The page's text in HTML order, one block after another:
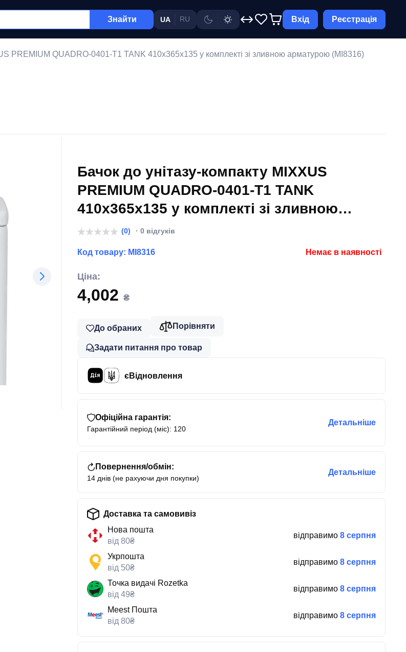
Знайти UA RU Вхід Реєстрація
PREMIUM QUADRO-0401-T1 TANK 410x365x135 у комплекті зі зливною арматурою (MI8316)
Бачок до унітазу-компакту MIXXUS
PREMIUM QUADRO-0401-T1 TANK
410x365x135 у комплекті зі зливною
арматурою (MI8316)
(0) · 0 відгуків
Код товару: MI8316 Немає в наявності
Ціна:
4,002 ₴
До обраних Порівняти
Задати питання про товар
єВідновлення
Офіційна гарантія:
Гарантійний період (міс): 120
Детальніше
Повернення/обмін:
14 днів (не рахуючи дня покупки)
Детальніше
Доставка та самовивіз
Нова пошта
від 80₴
відправимо 8 серпня
Укрпошта
від 50₴
відправимо 8 серпня
Точка видачі Rozetka
від 49₴
відправимо 8 серпня
Meest Пошта
від 80₴
відправимо 8 серпня